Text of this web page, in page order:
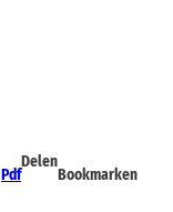
Pdf
Delen
Bookmarken